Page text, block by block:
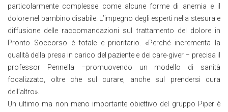
particolarmente complesse come alcune forme di anemia e il
dolore nel bambino disabile. L’impegno degli esperti nella stesura e
diffusione delle raccomandazioni sul trattamento del dolore in
Pronto Soccorso è totale e prioritario. «Perché incrementa la
qualità della presa in carico del paziente e dei care-giver – precisa il
professor Pennella –promuovendo un modello di sanità
focalizzato, oltre che sul curare, anche sul prendersi cura
dell’altro».
Un ultimo ma non meno importante obiettivo del gruppo Piper è